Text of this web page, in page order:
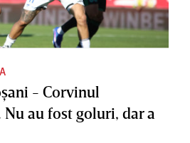
- Corvinul
au fost goluri, dar a